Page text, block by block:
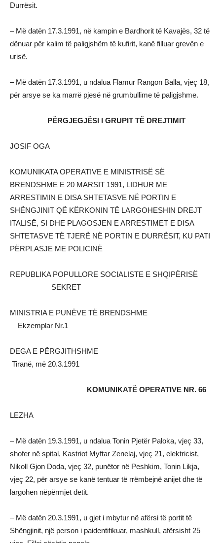
Durrësit.
– Më datën 17.3.1991, në kampin e Bardhorit të Kavajës, 32 të
dënuar për kalim të paligjshëm të kufirit, kanë filluar grevën e
urisë.
– Më datën 17.3.1991, u ndalua Flamur Rangon Balla, vjeç 18,
për arsye se ka marrë pjesë në grumbullime të paligjshme.
PËRGJEGJËSI I GRUPIT TË DREJTIMIT
JOSIF OGA
KOMUNIKATA OPERATIVE E MINISTRISË SË
BRENDSHME E 20 MARSIT 1991, LIDHUR ME
ARRESTIMIN E DISA SHTETASVE NË PORTIN E
SHËNGJINIT QË KËRKONIN TË LARGOHESHIN DREJT
ITALISË, SI DHE PLAGOSJEN E ARRESTIMET E DISA
SHTETASVE TË TJERË NË PORTIN E DURRËSIT, KU PATI
PËRPLASJE ME POLICINË
REPUBLIKA POPULLORE SOCIALISTE E SHQIPËRISË
SEKRET
MINISTRIA E PUNËVE TË BRENDSHME
Ekzemplar Nr.1
DEGA E PËRGJITHSHME
Tiranë, më 20.3.1991
KOMUNIKATË OPERATIVE NR. 66
LEZHA
– Më datën 19.3.1991, u ndalua Tonin Pjetër Paloka, vjeç 33,
shofer në spital, Kastriot Myftar Zenelaj, vjeç 21, elektricist,
Nikoll Gjon Doda, vjeç 32, punëtor në Peshkim, Tonin Likja,
vjeç 22, për arsye se kanë tentuar të rrëmbejnë anijet dhe të
largohen nëpërmjet detit.
– Më datën 20.3.1991, u gjet i mbytur në afërsi të portit të
Shëngjinit, një person i paidentifikuar, mashkull, afërsisht 25